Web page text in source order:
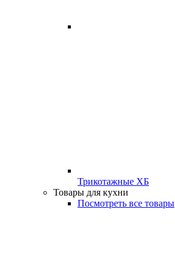
Трикотажные ХБ
Товары для кухни
Посмотреть все товары